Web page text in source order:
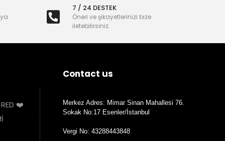
7 / 24 DESTEK
Öneri ve şikayetlerinizi bize
iletebilirsiniz.
RED ❤️
Contact us
Merkez Adres: Mimar Sinan Mahallesi 76.
Sokak No:17 Esenler/İstanbul
Vergi No: 43288443848